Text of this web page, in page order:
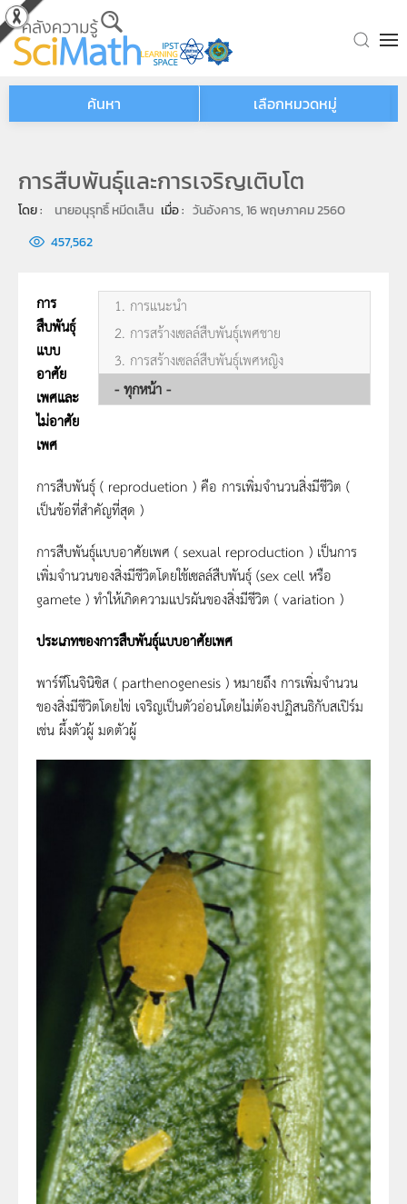
Skip to main content
ค้นหา เลือกหมวดหมู่
การสืบพันธุ์และการเจริญเติบโต
โดย : นายอนุรุทธิ์ หมีดเส็น เมื่อ : วันอังคาร, 16 พฤษภาคม 2560
457,562
1. การแนะนำ
2. การสร้างเซลล์สืบพันธุ์เพศชาย
3. การสร้างเซลล์สืบพันธุ์เพศหญิง
- ทุกหน้า -
การ
สืบพันธุ์
แบบ
อาศัย
เพศและ
ไม่อาศัย
เพศ
การสืบพันธุ์ ( reproduetion ) คือ การเพิ่มจำนวนสิ่งมีชีวิต (
เป็นข้อที่สำคัญที่สุด )
การสืบพันธุ์แบบอาศัยเพศ ( sexual reproduction ) เป็นการ
เพิ่มจำนวนของสิ่งมีชีวิตโดยใช้เซลล์สืบพันธุ์ (sex cell หรือ
gamete ) ทำให้เกิดความแปรผันของสิ่งมีชีวิต ( variation )
ประเภทของการสืบพันธุ์แบบอาศัยเพศ
พาร์ทีโนจินิซิส ( parthenogenesis ) หมายถึง การเพิ่มจำนวน
ของสิ่งมีชีวิตโดยไข่ เจริญเป็นตัวอ่อนโดยไม่ต้องปฏิสนธิกับสเปิร์ม
เช่น ผึ้งตัวผู้ มดตัวผู้